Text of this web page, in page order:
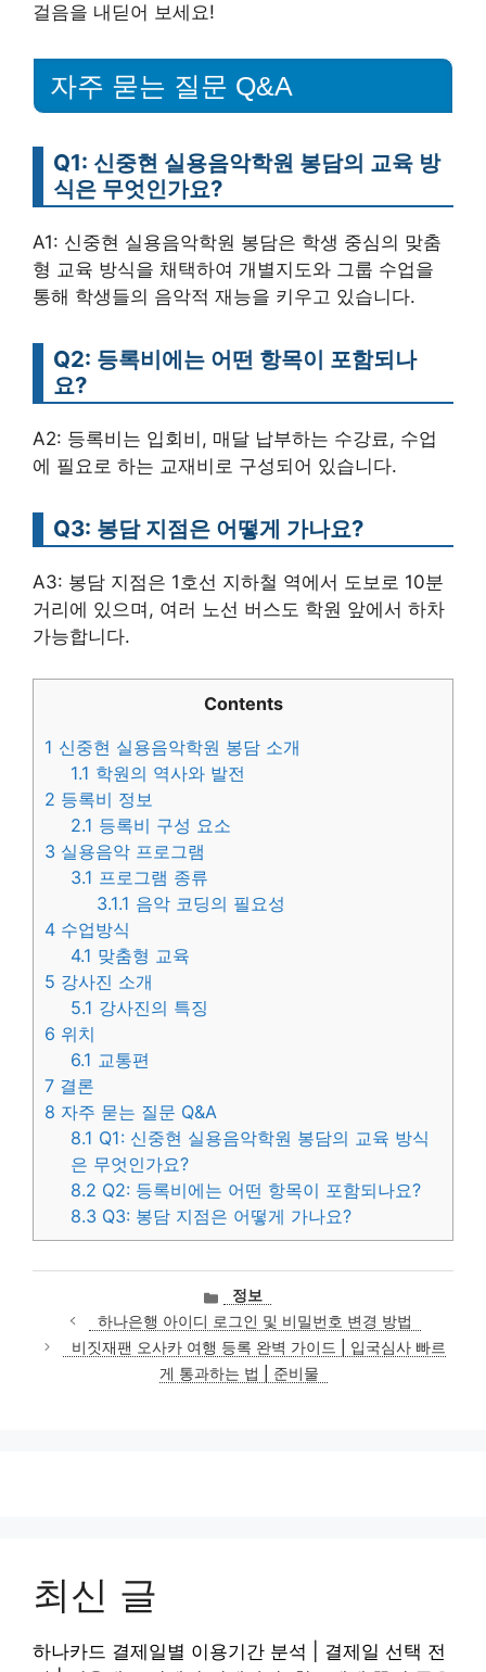
걸음을 내딛어 보세요!
자주 묻는 질문 Q&A
Q1: 신중현 실용음악학원 봉담의 교육 방
식은 무엇인가요?
A1: 신중현 실용음악학원 봉담은 학생 중심의 맞춤
형 교육 방식을 채택하여 개별지도와 그룹 수업을
통해 학생들의 음악적 재능을 키우고 있습니다.
Q2: 등록비에는 어떤 항목이 포함되나
요?
A2: 등록비는 입회비, 매달 납부하는 수강료, 수업
에 필요로 하는 교재비로 구성되어 있습니다.
Q3: 봉담 지점은 어떻게 가나요?
A3: 봉담 지점은 1호선 지하철 역에서 도보로 10분
거리에 있으며, 여러 노선 버스도 학원 앞에서 하차
가능합니다.
Contents
1 신중현 실용음악학원 봉담 소개
1.1 학원의 역사와 발전
2 등록비 정보
2.1 등록비 구성 요소
3 실용음악 프로그램
3.1 프로그램 종류
3.1.1 음악 코딩의 필요성
4 수업방식
4.1 맞춤형 교육
5 강사진 소개
5.1 강사진의 특징
6 위치
6.1 교통편
7 결론
8 자주 묻는 질문 Q&A
8.1 Q1: 신중현 실용음악학원 봉담의 교육 방식
은 무엇인가요?
8.2 Q2: 등록비에는 어떤 항목이 포함되나요?
8.3 Q3: 봉담 지점은 어떻게 가나요?
카
테
고
리
정보
하나은행 아이디 로그인 및 비밀번호 변경 방법
비짓재팬 오사카 여행 등록 완벽 가이드 | 입국심사 빠르
게 통과하는 법 | 준비물
최신 글
하나카드 결제일별 이용기간 분석 | 결제일 선택 전